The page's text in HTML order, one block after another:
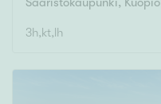
3h,kt,lh